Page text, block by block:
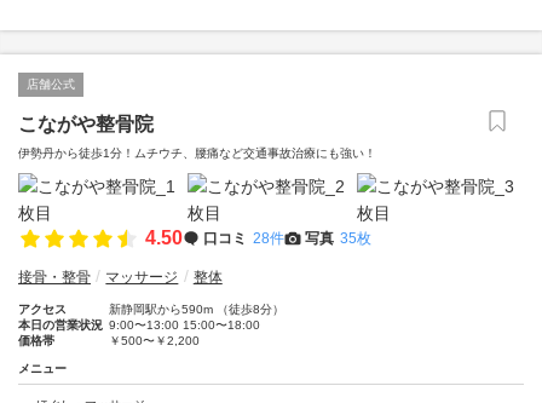
店舗公式
こながや整骨院
伊勢丹から徒歩1分！ムチウチ、腰痛など交通事故治療にも強い！
4.50 口コミ 28件 写真 35枚
接骨・整骨 マッサージ 整体
アクセス
新静岡駅から590m （徒歩8分）
本日の営業状況 9:00〜13:00 15:00〜18:00
価格帯
￥500〜￥2,200
メニュー